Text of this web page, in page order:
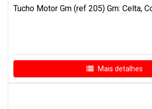
Tucho Motor Gm (ref 205) Gm: Celta,
Mais detalhes